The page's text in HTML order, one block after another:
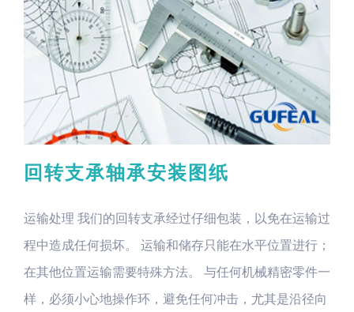
回转支承轴承安装图纸
运输处理 我们的回转支承经过仔细包装，以免在运输过
程中造成任何损坏。 运输和储存只能在水平位置进行；
在其他位置运输需要特殊方法。 与任何机械精密零件一
样，必须小心地操作环，避免任何冲击，尤其是沿径向